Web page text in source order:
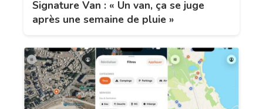
Signature Van : « Un van, ça se juge
après une semaine de pluie »